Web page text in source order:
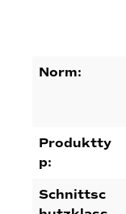
Norm:
Produktty
p:
Schnittsc